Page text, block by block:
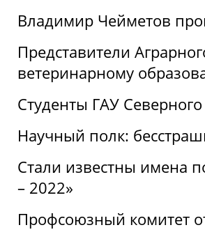
Владимир Чейметов
Представители
ветеринарному
Студенты ГАУ
Научный полк:
Стали известны имена
– 2022»
Профсоюзный комитет